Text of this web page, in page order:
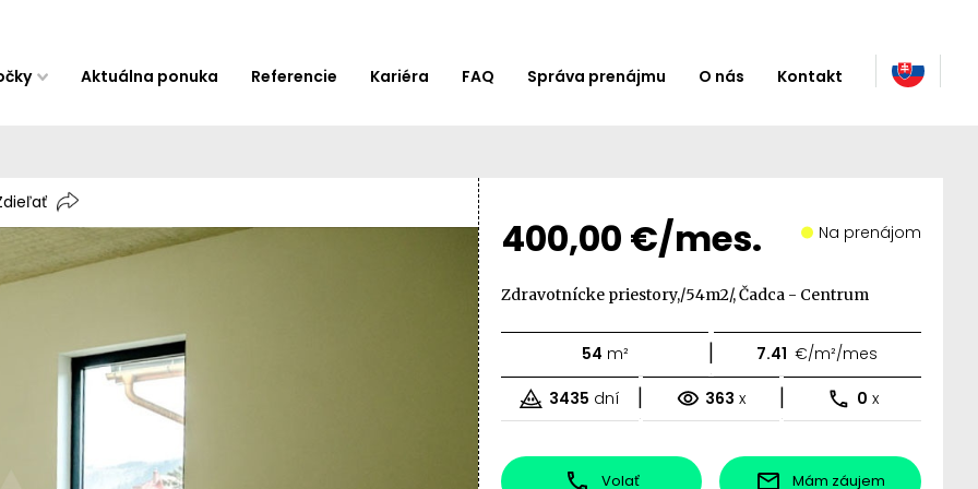
Aktuálna ponuka Referencie Kariéra FAQ Správa prenájmu O nás Kontakt
400,00 €/mes. Na prenájom
Zdravotnícke priestory,/54m2/, Čadca - Centrum
54 m² | 7.41 €/m²/mes
3435 dní | 363 x | 0 x
Volať Mám záujem